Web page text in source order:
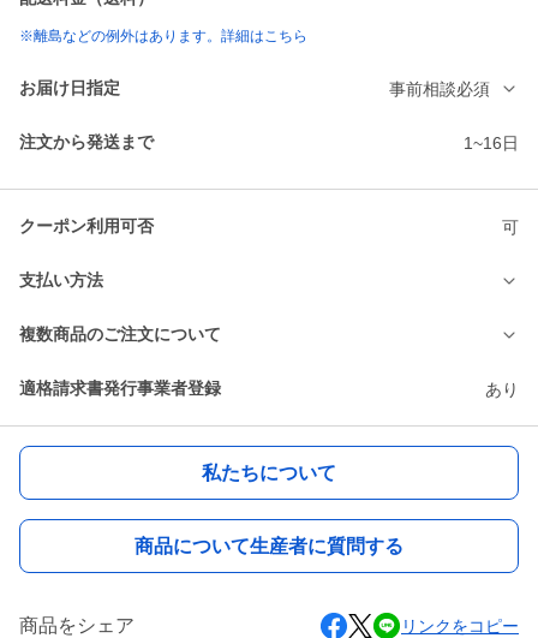
※離島などの例外はあります。詳細はこちら
お届け日指定 事前相談必須
注文から発送まで 1~16日
クーポン利用可否 可
支払い方法
複数商品のご注文について
適格請求書発行事業者登録 あり
私たちについて
商品について生産者に質問する
商品をシェア リンクをコピー